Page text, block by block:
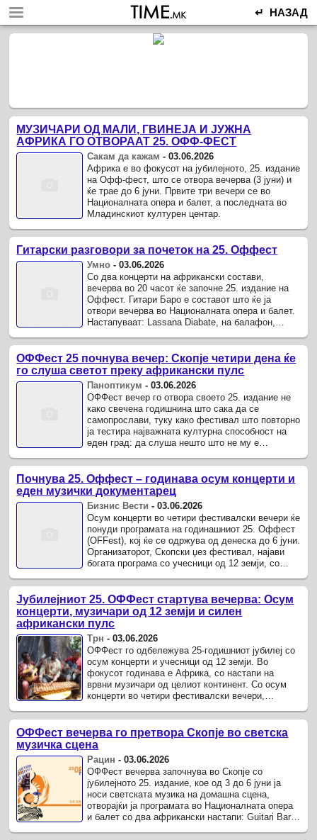
↵ НАЗАД
МУЗИЧАРИ ОД МАЛИ, ГВИНЕЈА И ЈУЖНА
АФРИКА ГО ОТВОРААТ 25. ОФФ-ФЕСТ
Сакам да кажам -03.06.2026
Африка е во фокусот на јубилејното, 25. издание
на Офф-фест, што се отвора вечерва (3 јуни) и
ќе трае до 6 јуни. Првите три вечери се во
Националната опера и балет, а последната во
Младинскиот културен центар.
Гитарски разговори за почеток на 25. Оффест
Умно -03.06.2026
Со два концерти на африкански состави,
вечерва во 20 часот ќе започне 25. издание на
Оффест. Гитари Баро е составот што ќе ја
отвори вечерва во Националната опера и балет.
Настапуваат: Lassana Diabate, на балафон,
ОФФест 25 почнува вечер: Скопје четири дена ќе
го слуша светот преку африкански пулс
Паноптикум -03.06.2026
ОФФест вечер го отвора своето 25. издание не
како свечена годишнина што сака да се
самопрослави, туку како фестивал што повторно
ја тестира најважната културна способност на
еден град: да слуша нешто што не му е
Почнува 25. Оффест – годинава осум концерти и
еден музички документарец
Бизнис Вести -03.06.2026
Осум концерти во четири фестивалски вечери ќе
понуди програмата на годинашниот 25. Оффест
(OFFest), кој ќе се одржува од денеска до 6 јуни.
Организаторот, Скопски џез фестивал, најави
богата програма со учесници од 12 земји, со
Јубилејниот 25. ОФФест стартува вечерва: Осум
концерти, музичари од 12 земји и силен
африкански пулс
Трн -03.06.2026
ОФФест го одбележува 25-годишниот јубилеј со
осум концерти и учесници од 12 земји. Во
фокусот годинава е Африка, со настапи на
врвни музичари од целиот континент. Со осум
концерти во четири фестивалски вечери,
ОФФест вечерва го претвора Скопје во светска
музичка сцена
Рацин -03.06.2026
ОФФест вечерва започнува во Скопје со
јубилејното 25. издание, кое од 3 до 6 јуни ја
носи светската музика на домашна сцена,
отворајќи ја програмата во Националната опера
и балет со два африкански настапи: Guitari Baro